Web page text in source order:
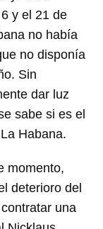
y el 21 de
no había
no disponía
Sin
dar luz
sabe si es el
Habana.
momento,
deterioro del
una